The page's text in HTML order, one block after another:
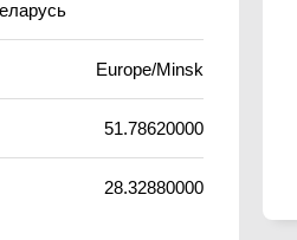
Europe/Minsk
51.78620000
28.32880000